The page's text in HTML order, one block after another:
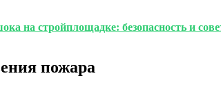
на стройплощадке: безопасность и
пожара